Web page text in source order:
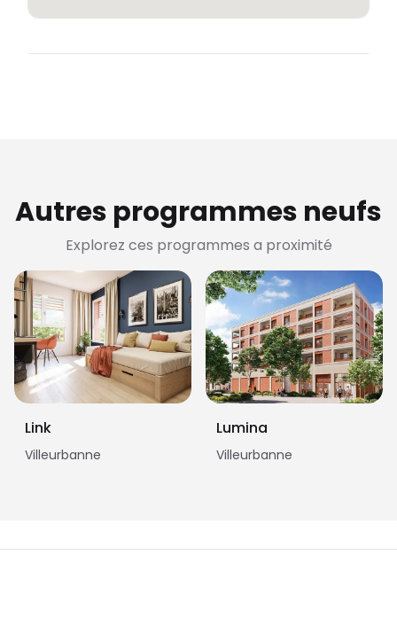
Autres programmes neufs
Explorez ces programmes a proximité
Link
Villeurbanne
Lumina
Villeurbanne